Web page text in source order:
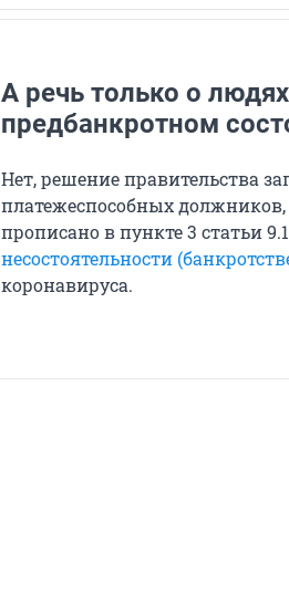
А речь только о
предбанкротном
Нет, решение правительства
платежеспособных
прописано в пункте 3 статьи
несостоятельности
коронавируса.